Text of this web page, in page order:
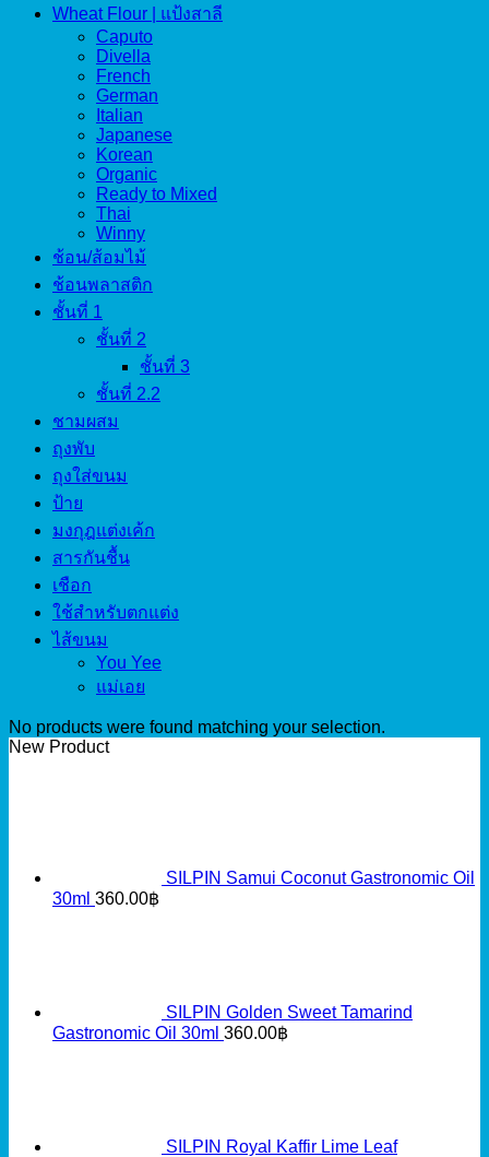
Wheat Flour | แป้งสาลี
Caputo
Divella
French
German
Italian
Japanese
Korean
Organic
Ready to Mixed
Thai
Winny
ช้อน/ส้อมไม้
ช้อนพลาสติก
ชั้นที่ 1
ชั้นที่ 2
ชั้นที่ 3
ชั้นที่ 2.2
ชามผสม
ถุงพับ
ถุงใส่ขนม
ป้าย
มงกุฎแต่งเค้ก
สารกันชื้น
เชือก
ใช้สำหรับตกแต่ง
ไส้ขนม
You Yee
แม่เอย
No products were found matching your selection.
New Product
SILPIN Samui Coconut Gastronomic Oil
30ml 360.00฿
SILPIN Golden Sweet Tamarind
Gastronomic Oil 30ml 360.00฿
SILPIN Royal Kaffir Lime Leaf